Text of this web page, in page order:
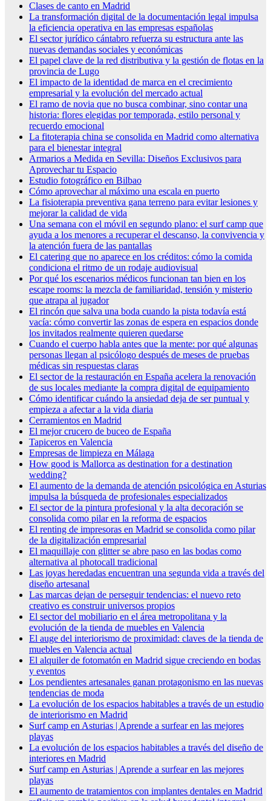
Clases de canto en Madrid
La transformación digital de la documentación legal impulsa
la eficiencia operativa en las empresas españolas
El sector jurídico cántabro refuerza su estructura ante las
nuevas demandas sociales y económicas
El papel clave de la red distributiva y la gestión de flotas en la
provincia de Lugo
El impacto de la identidad de marca en el crecimiento
empresarial y la evolución del mercado actual
El ramo de novia que no busca combinar, sino contar una
historia: flores elegidas por temporada, estilo personal y
recuerdo emocional
La fitoterapia china se consolida en Madrid como alternativa
para el bienestar integral
Armarios a Medida en Sevilla: Diseños Exclusivos para
Aprovechar tu Espacio
Estudio fotográfico en Bilbao
Cómo aprovechar al máximo una escala en puerto
La fisioterapia preventiva gana terreno para evitar lesiones y
mejorar la calidad de vida
Una semana con el móvil en segundo plano: el surf camp que
ayuda a los menores a recuperar el descanso, la convivencia y
la atención fuera de las pantallas
El catering que no aparece en los créditos: cómo la comida
condiciona el ritmo de un rodaje audiovisual
Por qué los escenarios médicos funcionan tan bien en los
escape rooms: la mezcla de familiaridad, tensión y misterio
que atrapa al jugador
El rincón que salva una boda cuando la pista todavía está
vacía: cómo convertir las zonas de espera en espacios donde
los invitados realmente quieren quedarse
Cuando el cuerpo habla antes que la mente: por qué algunas
personas llegan al psicólogo después de meses de pruebas
médicas sin respuestas claras
El sector de la restauración en España acelera la renovación
de sus locales mediante la compra digital de equipamiento
Cómo identificar cuándo la ansiedad deja de ser puntual y
empieza a afectar a la vida diaria
Cerramientos en Madrid
El mejor crucero de buceo de España
Tapiceros en Valencia
Empresas de limpieza en Málaga
How good is Mallorca as destination for a destination
wedding?
El aumento de la demanda de atención psicológica en Asturias
impulsa la búsqueda de profesionales especializados
El sector de la pintura profesional y la alta decoración se
consolida como pilar en la reforma de espacios
El renting de impresoras en Madrid se consolida como pilar
de la digitalización empresarial
El maquillaje con glitter se abre paso en las bodas como
alternativa al photocall tradicional
Las joyas heredadas encuentran una segunda vida a través del
diseño artesanal
Las marcas dejan de perseguir tendencias: el nuevo reto
creativo es construir universos propios
El sector del mobiliario en el área metropolitana y la
evolución de la tienda de muebles en Valencia
El auge del interiorismo de proximidad: claves de la tienda de
muebles en Valencia actual
El alquiler de fotomatón en Madrid sigue creciendo en bodas
y eventos
Los pendientes artesanales ganan protagonismo en las nuevas
tendencias de moda
La evolución de los espacios habitables a través de un estudio
de interiorismo en Madrid
Surf camp en Asturias | Aprende a surfear en las mejores
playas
La evolución de los espacios habitables a través del diseño de
interiores en Madrid
Surf camp en Asturias | Aprende a surfear en las mejores
playas
El aumento de tratamientos con implantes dentales en Madrid